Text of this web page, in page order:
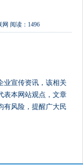
网 阅读：1496
业宣传资讯，该相关
表本网站观点，文章
有风险，提醒广大民